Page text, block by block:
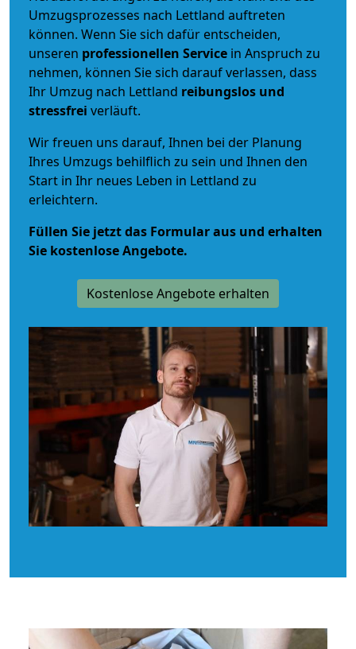
Umzugsprozesses nach Lettland auftreten
können. Wenn Sie sich dafür entscheiden,
unseren professionellen Service in Anspruch zu
nehmen, können Sie sich darauf verlassen, dass
Ihr Umzug nach Lettland reibungslos und
stressfrei verläuft.
Wir freuen uns darauf, Ihnen bei der Planung
Ihres Umzugs behilflich zu sein und Ihnen den
Start in Ihr neues Leben in Lettland zu
erleichtern.
Füllen Sie jetzt das Formular aus und erhalten
Sie kostenlose Angebote.
Kostenlose Angebote erhalten